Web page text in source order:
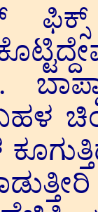
ಫಿಕ್ಸ್